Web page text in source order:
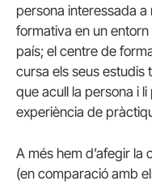
persona interessada
formativa en un
país; el centre de
cursa els seus estudis
que acull la persona i
experiència de
A més hem d’afegir
(en comparació amb